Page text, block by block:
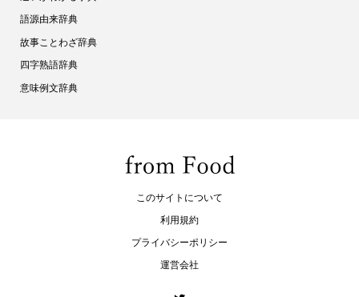
語源由来辞典
故事ことわざ辞典
四字熟語辞典
意味例文辞典
このサイトについて
利用規約
プライバシーポリシー
運営会社